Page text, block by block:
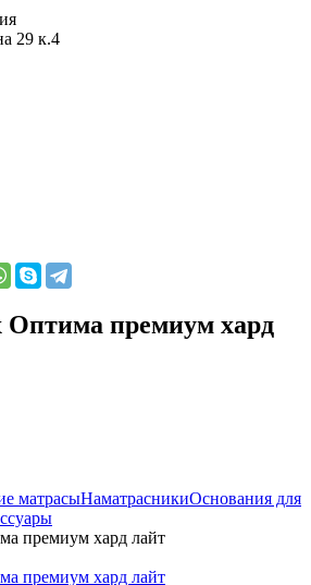
29 к.4
Оптима премиум хард
матрасыНаматрасникиОснования для
премиум хард лайт